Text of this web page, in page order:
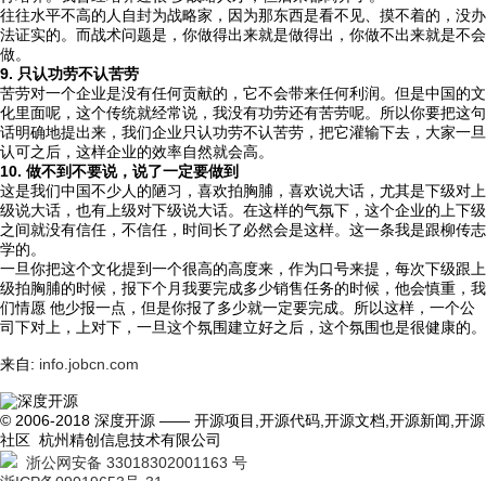
往往水平不高的人自封为战略家，因为那东西是看不见、摸不着的，没办
法证实的。而战术问题是，你做得出来就是做得出，你做不出来就是不会
做。
9. 只认功劳不认苦劳
苦劳对一个企业是没有任何贡献的，它不会带来任何利润。但是中国的文
化里面呢，这个传统就经常说，我没有功劳还有苦劳呢。所以你要把这句
话明确地提出来，我们企业只认功劳不认苦劳，把它灌输下去，大家一旦
认可之后，这样企业的效率自然就会高。
10. 做不到不要说，说了一定要做到
这是我们中国不少人的陋习，喜欢拍胸脯，喜欢说大话，尤其是下级对上
级说大话，也有上级对下级说大话。在这样的气氛下，这个企业的上下级
之间就没有信任，不信任，时间长了必然会是这样。这一条我是跟柳传志
学的。
一旦你把这个文化提到一个很高的高度来，作为口号来提，每次下级跟上
级拍胸脯的时候，报下个月我要完成多少销售任务的时候，他会慎重，我
们情愿 他少报一点，但是你报了多少就一定要完成。所以这样，一个公
司下对上，上对下，一旦这个氛围建立好之后，这个氛围也是很健康的。
来自: info.jobcn.com
© 2006-2018 深度开源 —— 开源项目,开源代码,开源文档,开源新闻,开源
社区 杭州精创信息技术有限公司
浙公网安备 33018302001163 号